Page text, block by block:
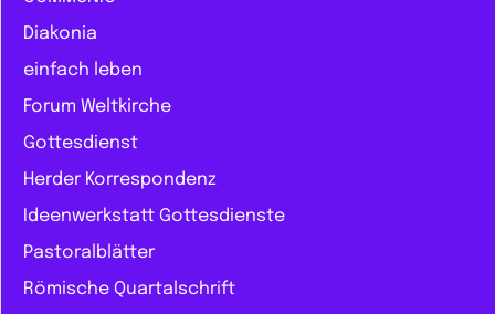
Diakonia
einfach leben
Forum Weltkirche
Gottesdienst
Herder Korrespondenz
Ideenwerkstatt Gottesdienste
Pastoralblätter
Römische Quartalschrift